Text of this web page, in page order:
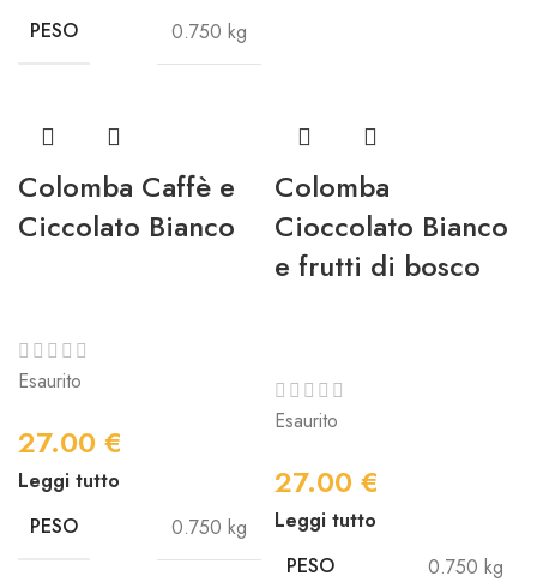
PESO
0.750 kg
Colomba Caffè e
Ciccolato Bianco
Esaurito
27.00 €
Leggi tutto
PESO
0.750 kg
Colomba
Cioccolato Bianco
e frutti di bosco
Esaurito
27.00 €
Leggi tutto
PESO
0.750 kg